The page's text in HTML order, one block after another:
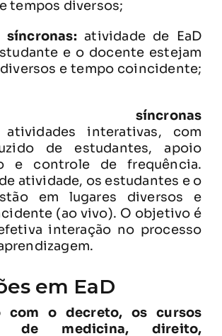
tempos diversos;
atividade de EaD
e o docente estejam
e tempo coincidente;
síncronas
atividades interativas, com
de estudantes, apoio
e controle de frequência.
atividade, os estudantes e o
em lugares diversos e
(ao vivo). O objetivo é
interação no processo
em EaD
com o decreto, os cursos
de medicina, direito,